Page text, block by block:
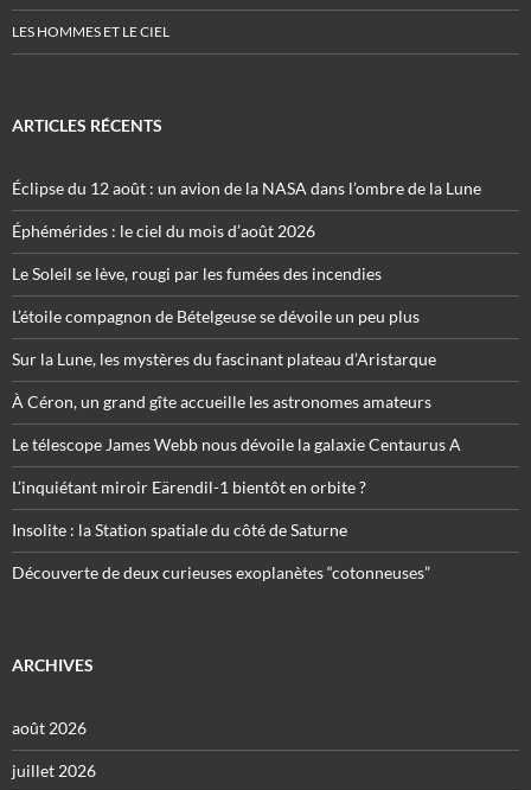
LES HOMMES ET LE CIEL
ARTICLES RÉCENTS
Éclipse du 12 août : un avion de la NASA dans l’ombre de la Lune
Éphémérides : le ciel du mois d’août 2026
Le Soleil se lève, rougi par les fumées des incendies
L’étoile compagnon de Bételgeuse se dévoile un peu plus
Sur la Lune, les mystères du fascinant plateau d’Aristarque
À Céron, un grand gîte accueille les astronomes amateurs
Le télescope James Webb nous dévoile la galaxie Centaurus A
L’inquiétant miroir Eärendil-1 bientôt en orbite ?
Insolite : la Station spatiale du côté de Saturne
Découverte de deux curieuses exoplanètes “cotonneuses”
ARCHIVES
août 2026
juillet 2026